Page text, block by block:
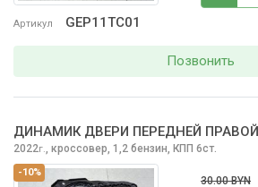
Артикул GEP11TC01
Позвонить
-10%
ДИНАМИК ДВЕРИ ПЕРЕДНЕЙ ПРАВОЙ
2022г., кроссовер, 1,2 бензин, КПП 6ст.
30.00 BYN